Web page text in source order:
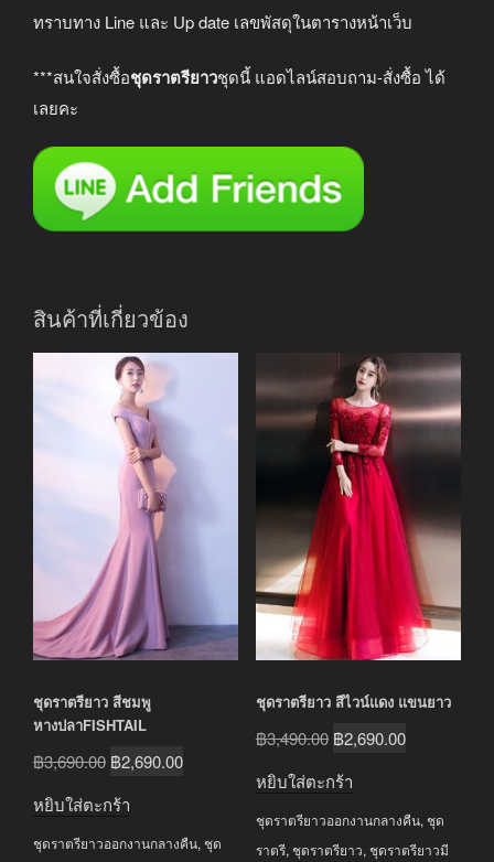
ทราบทาง Line และ Up date เลขพัสดุในตารางหน้าเว็บ
***สนใจสั่งซื้อชุดราตรียาวชุดนี้ แอดไลน์สอบถาม-สั่งซื้อ ได้
เลยคะ
สินค้าที่เกี่ยวข้อง
ชุดราตรียาว สีชมพู
หางปลาFISHTAIL
฿3,690.00 Original
฿3,690.00.
฿2,690.00Current
฿2,690.00.
หยิบใส่ตะกร้า
ชุดราตรียาวออกงานกลางคืน, ชุด
ชุดราตรียาว สีไวน์แดง แขนยาว
฿3,490.00 Original
฿3,490.00.
฿2,690.00Current
฿2,690.00.
หยิบใส่ตะกร้า
ชุดราตรียาวออกงานกลางคืน, ชุด
ราตรี, ชุดราตรียาว, ชุดราตรียาวมี